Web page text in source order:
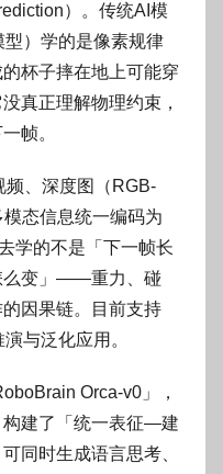
）。传统AI模
）学的是像素规律
杯子摔在地上可能穿
真正理解物理约束，
帧。
频、深度图（RGB-
态信息统一编码为
学的不是「下一帧长
么变」——重力、碰
因果链。目前支持
与泛化应用。
Orca-v0」，
构建了「统一表征—建
同时生成语言思考、